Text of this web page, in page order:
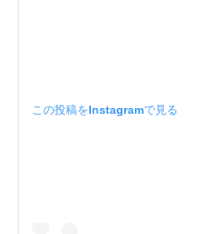
この投稿をInstagramで見る